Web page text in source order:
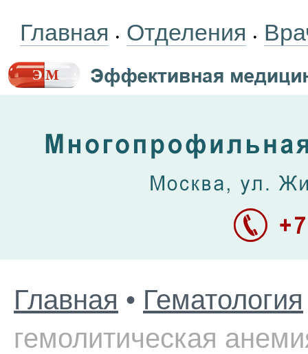
Главная • Отделения •
Главная • Гематология
гемолитическая